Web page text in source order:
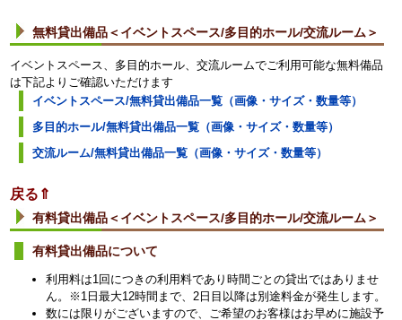
無料貸出備品＜イベントスペース/多目的ホール/交流ルーム＞
イベントスペース、多目的ホール、交流ルームでご利用可能な無料備品
は下記よりご確認いただけます
イベントスペース/無料貸出備品一覧（画像・サイズ・数量等）
多目的ホール/無料貸出備品一覧（画像・サイズ・数量等）
交流ルーム/無料貸出備品一覧（画像・サイズ・数量等）
戻る⇑
有料貸出備品＜イベントスペース/多目的ホール/交流ルーム＞
有料貸出備品について
利用料は1回につきの利用料であり時間ごとの貸出ではありませ
ん。※1日最大12時間まで、2日目以降は別途料金が発生します。
数には限りがございますので、ご希望のお客様はお早めに施設予